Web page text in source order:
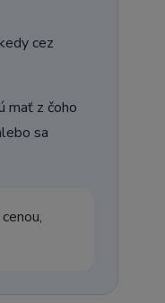
cez
mať z čoho
sa